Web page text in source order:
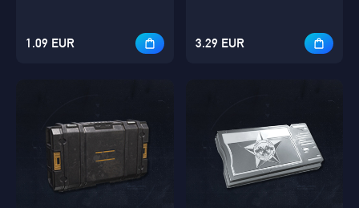
1.09 EUR 3.29 EUR